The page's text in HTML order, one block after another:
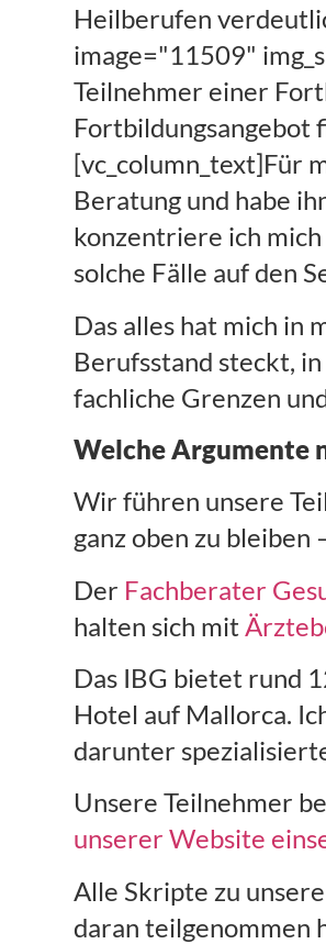
Heilberufen
image="11509"
Teilnehmer einer
Fortbildungsangebot
[vc_column_text]Für
Beratung und habe
konzentriere ich
solche Fälle auf den
Das alles hat mich in
Berufsstand steckt,
fachliche Grenzen
Welche Argumente
Wir führen unsere
ganz oben zu
Der Fachberater
halten sich mit
Das IBG bietet rund
Hotel auf Mallorca.
darunter
Unsere Teilnehmer
unserer Website
Alle Skripte zu
daran teilgenommen